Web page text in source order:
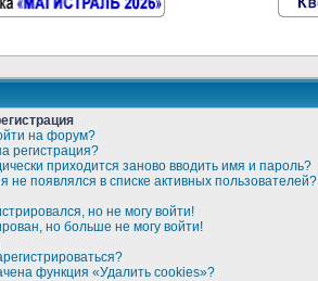
на форум?
регистрация?
приходится заново вводить имя и пароль?
не появлялся в списке активных пользователей?
но не могу войти!
но больше не могу войти!
функция «Удалить cookies»?